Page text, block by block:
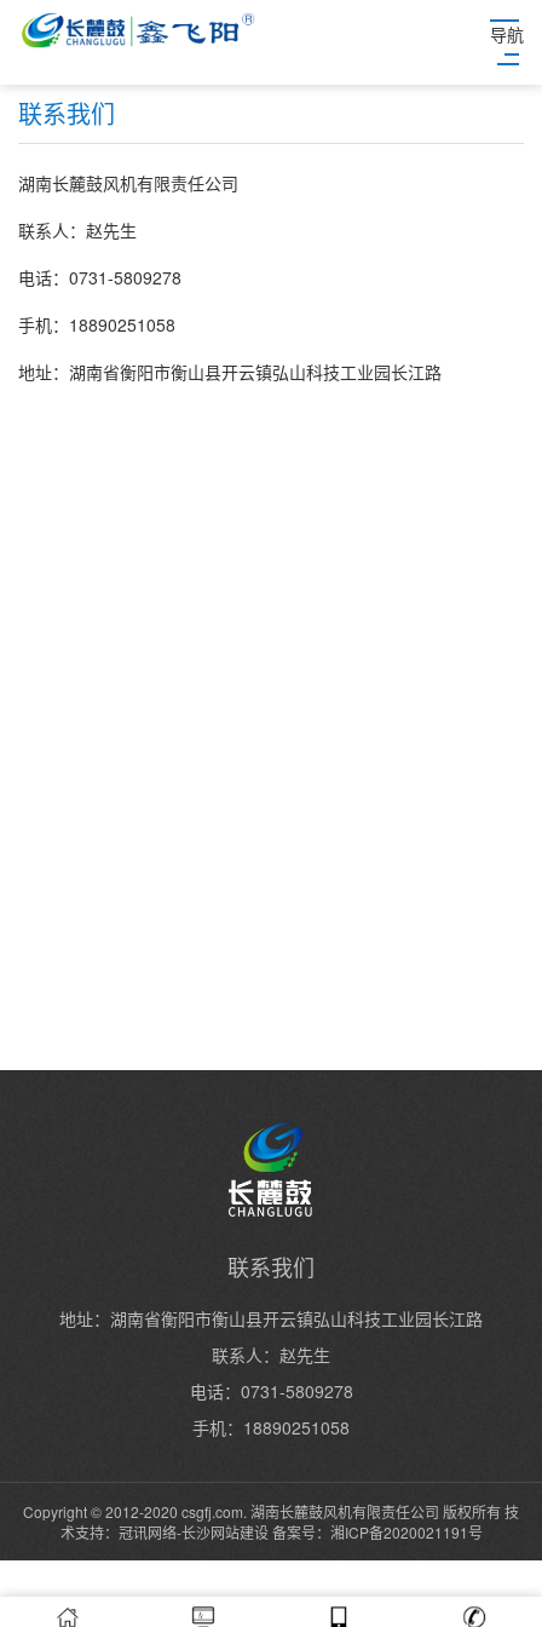
导航
联系我们
湖南长麓鼓风机有限责任公司
联系人：赵先生
电话：0731-5809278
手机：18890251058
地址：湖南省衡阳市衡山县开云镇弘山科技工业园长江路
联系我们
地址：湖南省衡阳市衡山县开云镇弘山科技工业园长江路
联系人：赵先生
电话：0731-5809278
手机：18890251058
Copyright © 2012-2020 csgfj.com. 湖南长麓鼓风机有限责任公司 版权所有 技
术支持：冠讯网络-长沙网站建设备案号： 湘ICP备2020021191号